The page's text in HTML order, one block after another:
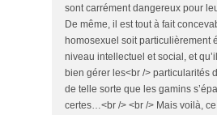
sont carrément dangereux pour
De même, il est tout à fait
homosexuel soit particulièrement
niveau intellectuel et social, et
bien gérer les<br /> particularités
de telle sorte que les gamins
certes…<br /> <br /> Mais voilà,